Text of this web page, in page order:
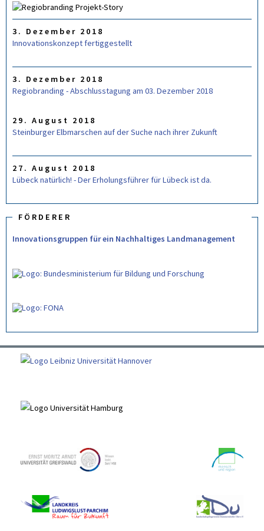
M
3. Dezember 2018
Innovationskonzept fertiggestellt
3. Dezember 2018
Regiobranding - Abschlusstagung am 03. Dezember 2018
29. August 2018
Steinburger Elbmarschen auf der Suche nach ihrer Zukunft
27. August 2018
Lübeck natürlich! - Der Erholungsführer für Lübeck ist da.
FÖRDERER
Innovationsgruppen für ein Nachhaltiges Landmanagement